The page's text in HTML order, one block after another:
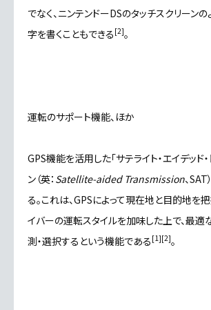
でなく、 ニンテンドーDSのタッチスクリーン
字を書くこともできる [2]。
運転のサポート機能、ほか
GPS機能を活用した「サテライト・エイデッド
ン（英： Satellite-aided Transmission、
る。これは、GPSによって現在地と目的地を把
イバーの運転スタイルを加味した上で、最
測・選択するという機能である [1][2]。